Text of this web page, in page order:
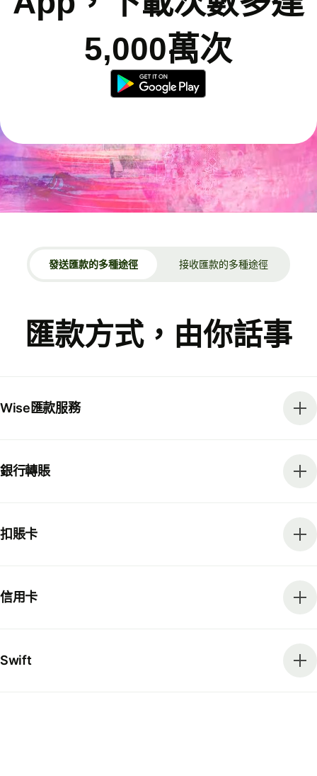
5,000萬次
發送匯款的多種途徑 接收匯款的多種途徑
匯款方式，由你話事
Wise匯款服務
銀行轉賬
扣賬卡
信用卡
Swift